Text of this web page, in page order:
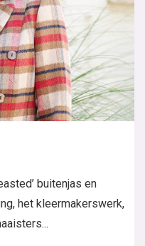
buitenjas en
het kleermakerswerk,